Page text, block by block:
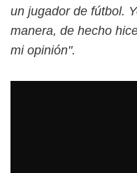
un jugador de fútbol.
manera, de hecho
mi opinión".